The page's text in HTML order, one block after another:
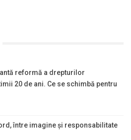
reformă a drepturilor
20 de ani. Ce se schimbă pentru
între imagine și responsabilitate